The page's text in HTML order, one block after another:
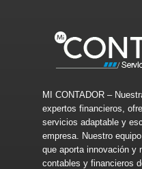
MI CONTADOR –
expertos financieros,
servicios adaptable y
empresa. Nuestro
que aporta innovación y
contables y financieros